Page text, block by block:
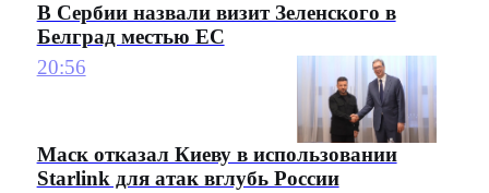
В Сербии назвали визит Зеленского в
Белград местью ЕС
20:56
Маск отказал Киеву в использовании
Starlink для атак вглубь России